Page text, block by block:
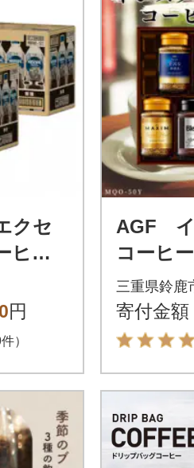
クセ
ヒー
ース
円
）
AGF イ
コーヒ
入り
三重県鈴鹿
寄付金額